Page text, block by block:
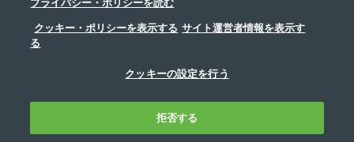
フィルター
©2026 Swagelok Company. All rights reserved.
ウェブサイト・ヘルプデスク
FAQ
サイトマップ
Cookie 優先設定
私の個人情報を販売、共有しないでください
クッキー・ポリシーを表示する
る